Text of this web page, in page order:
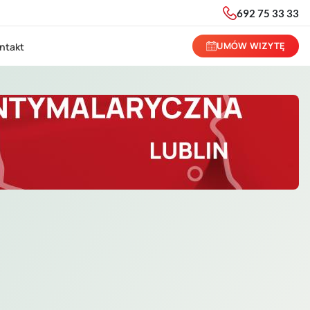
692 75 33 33
UMÓW WIZYTĘ